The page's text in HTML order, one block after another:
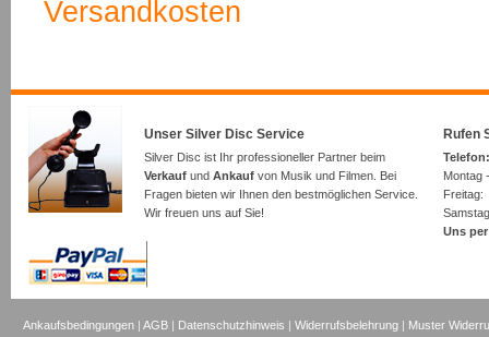
Versandkosten
Unser Silver Disc Service
Silver Disc ist Ihr professioneller Partner beim
Verkauf und Ankauf von Musik und Filmen. Bei
Fragen bieten wir Ihnen den bestmöglichen Service.
Wir freuen uns auf Sie!
Rufen
Montag
Uns
Ankaufsbedingungen |AGB | Datenschutzhinweis |Widerrufsbelehrung | Muster